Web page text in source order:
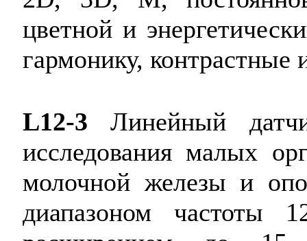
цветной и
гармонику, контрастные
L12-3 Линейный
исследования малых
молочной железы и
диапазоном частоты